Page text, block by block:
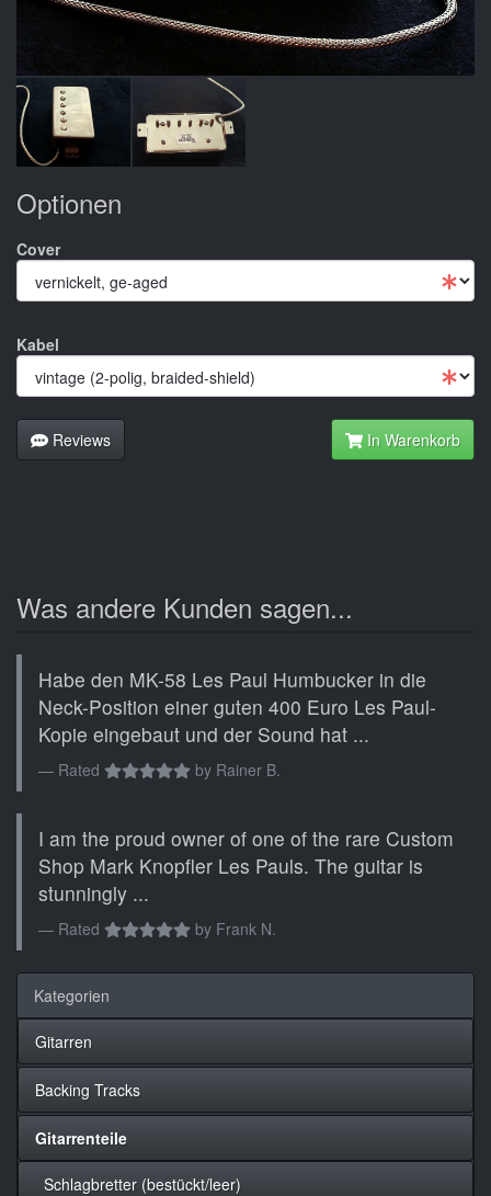
Optionen
Cover
Kabel
Reviews In Warenkorb
Was andere Kunden sagen...
Habe den MK-58 Les Paul Humbucker in die
Neck-Position einer guten 400 Euro Les Paul-
Kopie eingebaut und der Sound hat ...
Rated by Rainer B.
I am the proud owner of one of the rare Custom
Shop Mark Knopfler Les Pauls. The guitar is
stunningly ...
Rated by Frank N.
Kategorien
Gitarren
Backing Tracks
Gitarrenteile
Schlagbretter (bestückt/leer)